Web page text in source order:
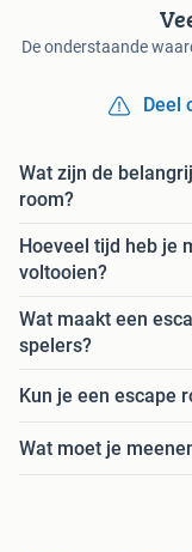
De onderstaande
Deel
Wat zijn de
room?
Hoeveel tijd heb je
voltooien?
Wat maakt een
spelers?
Kun je een escape
Wat moet je